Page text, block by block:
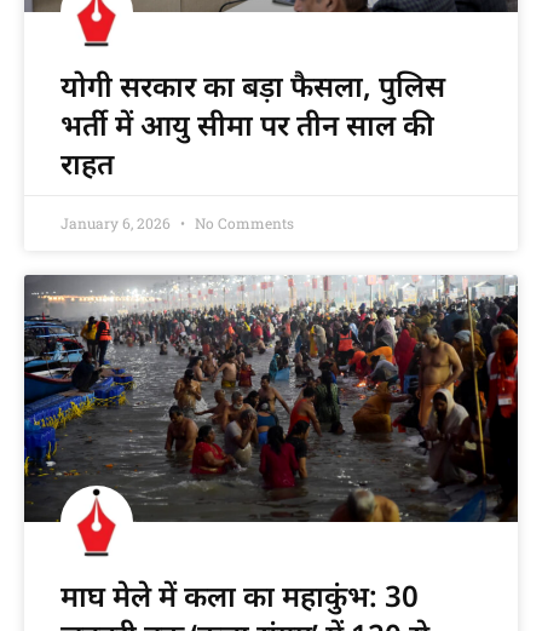
योगी सरकार का बड़ा फैसला, पुलिस
भर्ती में आयु सीमा पर तीन साल की
राहत
January 6, 2026 No Comments
माघ मेले में कला का महाकुंभ: 30